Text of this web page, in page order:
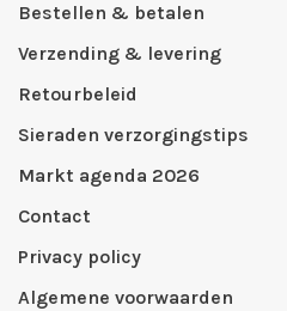
Bestellen & betalen
Verzending & levering
Retourbeleid
Sieraden verzorgingstips
Markt agenda 2026
Contact
Privacy policy
Algemene voorwaarden